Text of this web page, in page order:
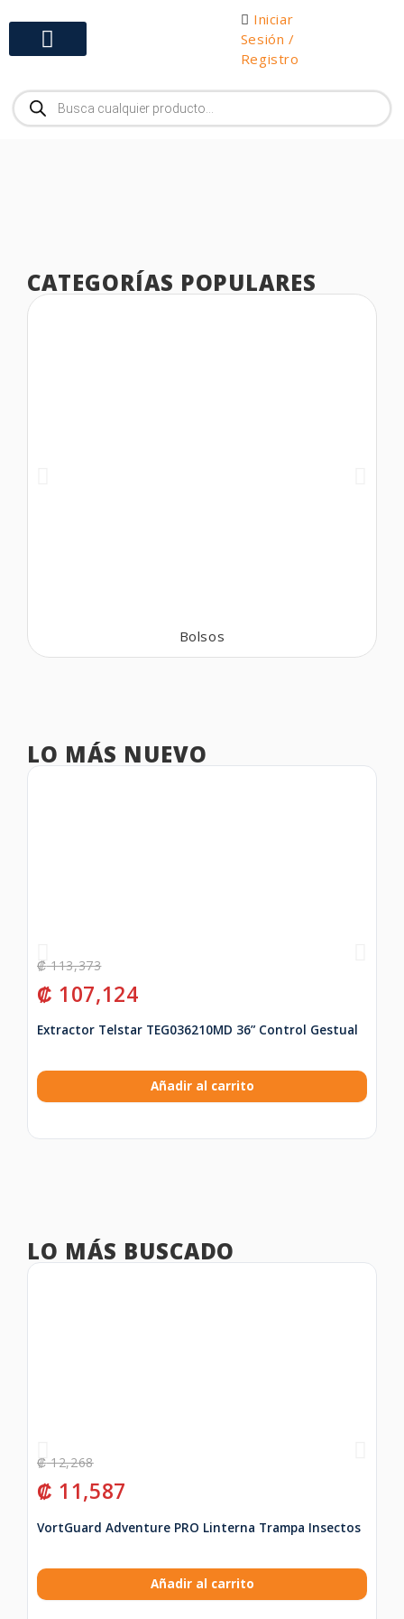
Iniciar
Sesión /
Registro
CATEGORÍAS POPULARES
Bolsos
LO MÁS NUEVO
₡113,373
₡ 107,124
Extractor Telstar TEG036210MD 36” Control Gestual
Añadir al carrito
LO MÁS BUSCADO
₡12,268
₡ 11,587
VortGuard Adventure PRO Linterna Trampa Insectos
Añadir al carrito